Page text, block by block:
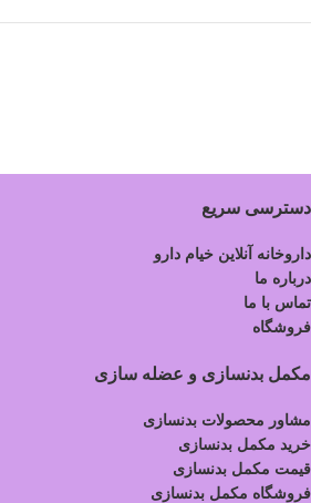
دسترسی سریع
داروخانه آنلاین خیام دارو
درباره ما
تماس با ما
فروشگاه
مکمل بدنسازی و عضله سازی
مشاور محصولات بدنسازی
خرید مکمل بدنسازی
قیمت مکمل بدنسازی
فروشگاه مکمل بدنسازی